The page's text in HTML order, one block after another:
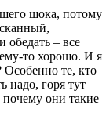
шока, потому
– все
то хорошо. И я
те, кто
надо, горя тут
почему они такие